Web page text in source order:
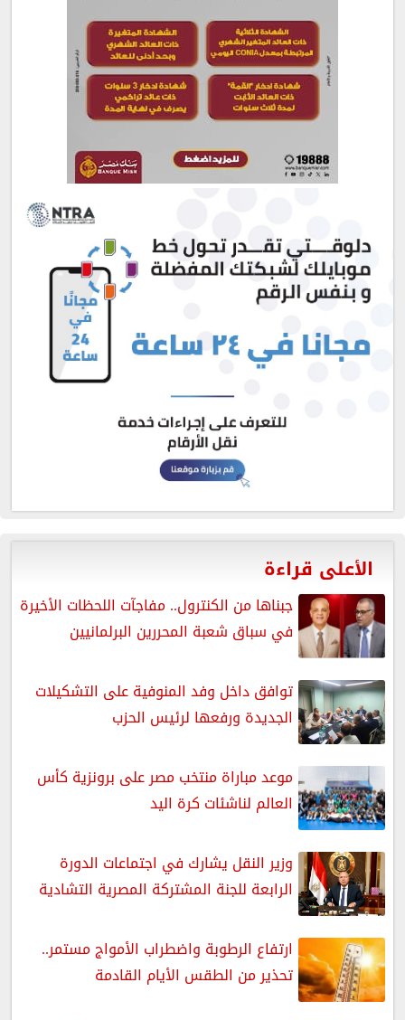
الأعلى قراءة
جبناها من الكنترول.. مفاجآت اللحظات الأخيرة
في سباق شعبة المحررين البرلمانيين
توافق داخل وفد المنوفية على التشكيلات
الجديدة ورفعها لرئيس الحزب
موعد مباراة منتخب مصر على برونزية كأس
العالم لناشئات كرة اليد
وزير النقل يشارك في اجتماعات الدورة
الرابعة للجنة المشتركة المصرية التشادية
ارتفاع الرطوبة واضطراب الأمواج مستمر..
تحذير من الطقس الأيام القادمة